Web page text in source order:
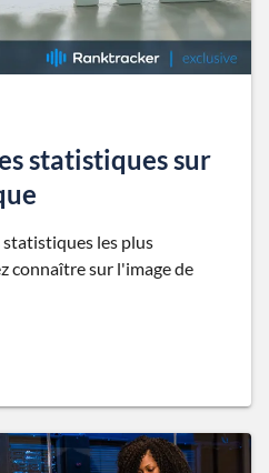
statistiques sur
les plus
connaître sur l'image de